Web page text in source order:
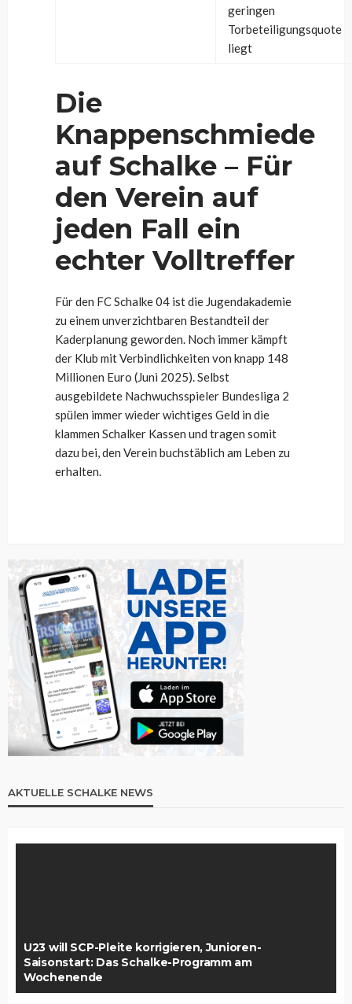
geringen
Torbeteiligungsquote
liegt
Die
Knappenschmiede
auf Schalke – Für
den Verein auf
jeden Fall ein
echter Volltreffer
Für den FC Schalke 04 ist die Jugendakademie
zu einem unverzichtbaren Bestandteil der
Kaderplanung geworden. Noch immer kämpft
der Klub mit Verbindlichkeiten von knapp 148
Millionen Euro (Juni 2025). Selbst
ausgebildete Nachwuchsspieler Bundesliga 2
spülen immer wieder wichtiges Geld in die
klammen Schalker Kassen und tragen somit
dazu bei, den Verein buchstäblich am Leben zu
erhalten.
AKTUELLE SCHALKE NEWS
U23 will SCP-Pleite korrigieren, Junioren-
Saisonstart: Das Schalke-Programm am
Wochenende